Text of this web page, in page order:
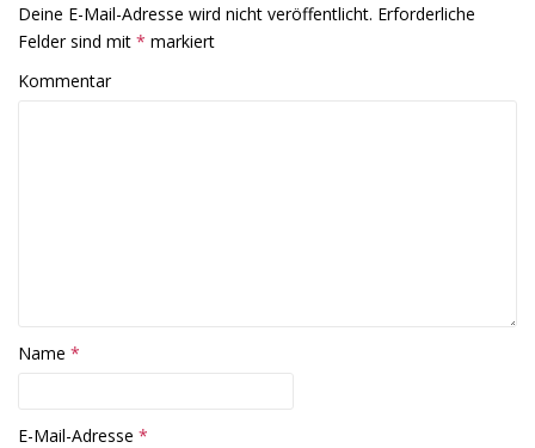
Deine E-Mail-Adresse wird nicht veröffentlicht. Erforderliche
Felder sind mit * markiert
Kommentar
Name *
E-Mail-Adresse *